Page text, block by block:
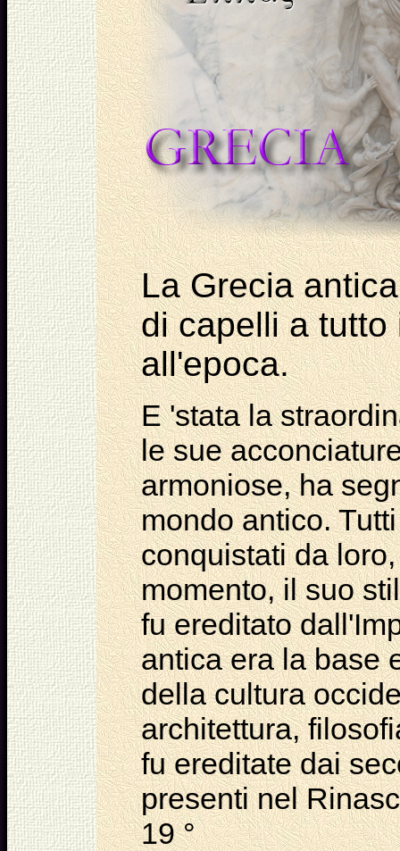
La Grecia
di capelli a
all'epoca.
E 'stata la
le sue
armoniose, ha
mondo antico.
conquistati da
momento, il suo
fu ereditato
antica era la base
della cultura
architettura,
fu ereditate dai
presenti nel
19 °